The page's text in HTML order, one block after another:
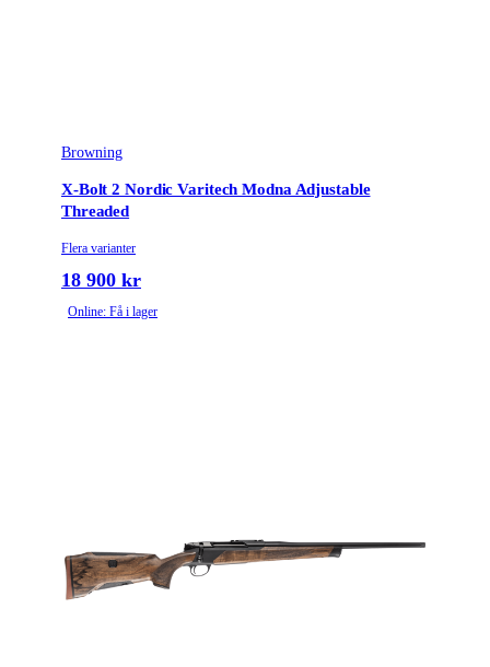
Browning
X-Bolt 2 Nordic Varitech Modna Adjustable
Threaded
Flera varianter
18 900 kr
Online: Få i lager